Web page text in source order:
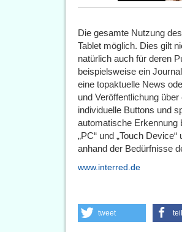
Die gesamte Nutzung
Tablet möglich. Dies gilt
natürlich auch für deren
beispielsweise ein
eine topaktuelle News
und Veröffentlichung
individuelle Buttons und
automatische Erkennung
„PC“ und „Touch
anhand der Bedürfnisse
www.interred.de
tweet